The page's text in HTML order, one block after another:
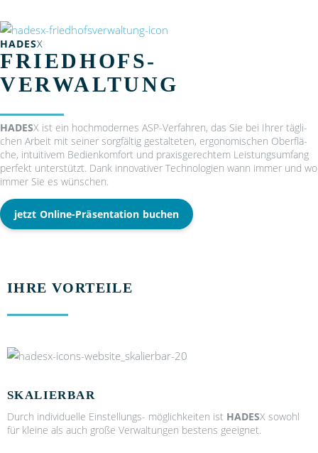
HADESX
FRIEDHOFS­
VERWALTUNG
HADESX ist ein hoch­mo­der­nes ASP-Ver­fah­ren, das Sie bei Ihrer täg­li­
chen Arbeit mit sei­ner sorg­fäl­tig gestal­te­ten, ergo­no­mi­schen Ober­flä­
che, intui­ti­vem Bedien­kom­fort und pra­xis­ge­rech­tem Leis­tungs­um­fang
per­fekt unter­stützt. Dank inno­va­ti­ver Tech­no­lo­gien wann immer und wo
immer Sie es wün­schen.
jetzt Online-Prä­sen­ta­ti­on buchen
IHRE VORTEILE
SKALIERBAR
Durch indi­vi­du­el­le Ein­stel­lungs- mög­lich­kei­ten ist HADESX sowohl
für klei­ne als auch gro­ße Ver­wal­tun­gen bes­tens geeig­net.